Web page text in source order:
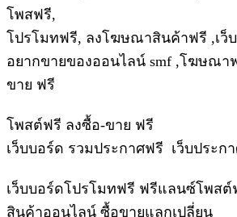
โพสฟรี,
โปรโมทฟรี, ลงโฆษณาสินค้าฟรี ,เว็
อยากขายของออนไลน์ smf ,โฆษณา
ขาย ฟรี
โพสต์ฟรี ลงซื้อ-ขาย ฟรี
เว็บบอร์ด รวมประกาศฟรี เว็บประก
เว็บบอร์ดโปรโมทฟรี ฟรีแลนซ์โพสต์
สินค้าออนไลน์ ซื้อขายแลกเปลี่ยน